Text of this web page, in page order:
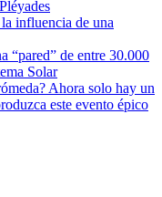
influencia de una
“pared” de entre 30.000
Solar
Ahora solo hay un
este evento épico